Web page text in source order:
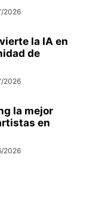
2026
la IA en
de
2026
la mejor
en
2026